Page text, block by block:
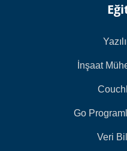
İnşaat
Go
Veri